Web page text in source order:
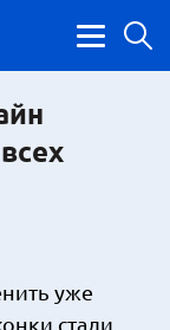
уже
стали